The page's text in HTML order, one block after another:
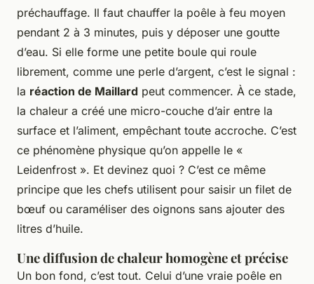
préchauffage. Il faut chauffer la poêle à feu moyen
pendant 2 à 3 minutes, puis y déposer une goutte
d’eau. Si elle forme une petite boule qui roule
librement, comme une perle d’argent, c’est le signal :
la réaction de Maillard peut commencer. À ce stade,
la chaleur a créé une micro-couche d’air entre la
surface et l’aliment, empêchant toute accroche. C’est
ce phénomène physique qu’on appelle le «
Leidenfrost ». Et devinez quoi ? C’est ce même
principe que les chefs utilisent pour saisir un filet de
bœuf ou caraméliser des oignons sans ajouter des
litres d’huile.
Une diffusion de chaleur homogène et précise
Un bon fond, c’est tout. Celui d’une vraie poêle en